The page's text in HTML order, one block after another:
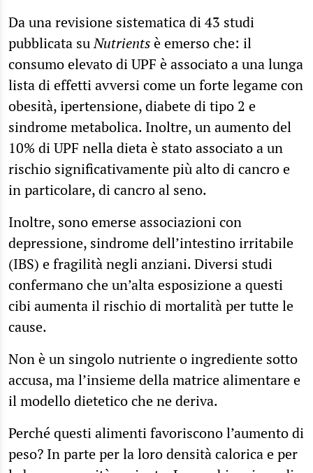
Da una revisione sistematica di 43 studi
pubblicata suNutrientsè emerso che: il
consumo elevato di UPF è associato a una lunga
lista di effetti avversi come un forte legame con
obesità, ipertensione, diabete di tipo 2 e
sindrome metabolica. Inoltre, un aumento del
10% di UPF nella dieta è stato associato a un
rischio significativamente più alto di cancro e
in particolare, di cancro al seno.
Inoltre, sono emerse associazioni con
depressione, sindrome dell’intestino irritabile
(IBS) e fragilità negli anziani. Diversi studi
confermano che un’alta esposizione a questi
cibi aumenta il rischio di mortalità per tutte le
cause.
Non è un singolo nutriente o ingrediente sotto
accusa, ma l’insieme della matrice alimentare e
il modello dietetico che ne deriva.
Perché questi alimenti favoriscono l’aumento di
peso? In parte per la loro densità calorica e per